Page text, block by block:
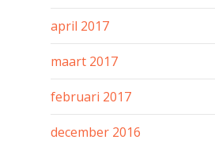
april 2017
maart 2017
februari 2017
december 2016